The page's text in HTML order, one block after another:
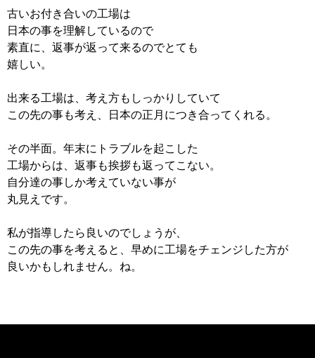
古いお付き合いの工場は
日本の事を理解しているので
素直に、返事が返って来るのでとても
嬉しい。
出来る工場は、考え方もしっかりしていて
この先の事も考え、日本の正月につき合ってくれる。
その半面。年末にトラブルを起こした
工場からは、返事も挨拶も返ってこない。
自分達の事しか考えていない事が
丸見えです。
私が指導したら良いのでしょうが、
この先の事を考えると、早めに工場をチェンジした方が
良いかもしれません。ね。